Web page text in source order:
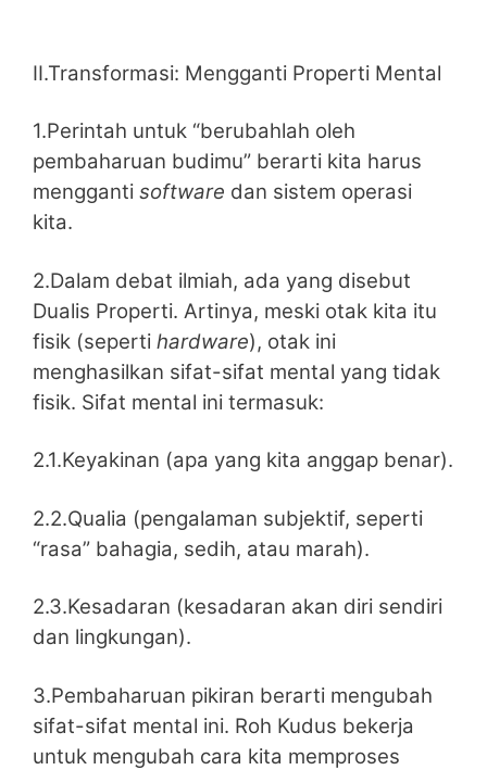
II.Transformasi: Mengganti Properti Mental
1.Perintah untuk “berubahlah oleh
pembaharuan budimu” berarti kita harus
mengganti software dan sistem operasi
kita.
2.Dalam debat ilmiah, ada yang disebut
Dualis Properti. Artinya, meski otak kita itu
fisik (seperti hardware), otak ini
menghasilkan sifat-sifat mental yang tidak
fisik. Sifat mental ini termasuk:
2.1.Keyakinan (apa yang kita anggap benar).
2.2.Qualia (pengalaman subjektif, seperti
“rasa” bahagia, sedih, atau marah).
2.3.Kesadaran (kesadaran akan diri sendiri
dan lingkungan).
3.Pembaharuan pikiran berarti mengubah
sifat-sifat mental ini. Roh Kudus bekerja
untuk mengubah cara kita memproses